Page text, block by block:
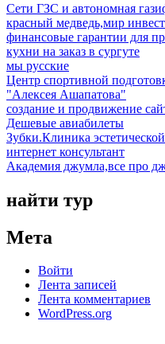
Сети ГЗС и автономная
красный медведь,мир
финансовые гарантии для
кухни на заказ в сургуте
мы русские
Центр спортивной
"Алексея Ашапатова"
создание и продвижение
Дешевые авиабилеты
Зубки.Клиника
интернет консультант
Академия джумла,все про
найти тур
Мета
Войти
Лента записей
Лента комментариев
WordPress.org